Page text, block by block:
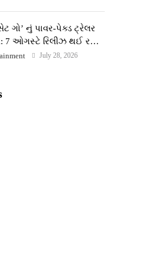
ગો’ નું પાવર-પેક્ડ ટ્રેલર
7 ઓગસ્ટે રિલીઝ થઈ રહેલ
હાઇ-ટેક VFX જોવા
July 28, 2026